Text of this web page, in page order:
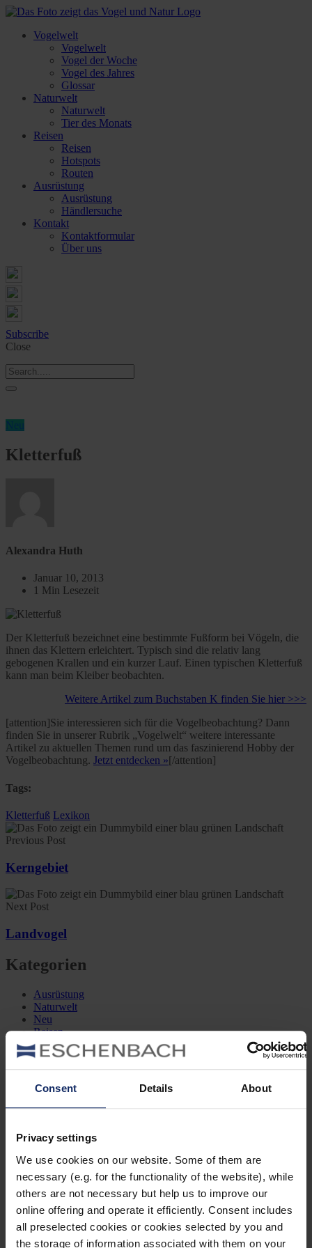
Consent Details About
Privacy settings
We use cookies on our website. Some of them are
necessary (e.g. for the functionality of the website), while
others are not necessary but help us to improve our
online offering and operate it efficiently. Consent includes
all preselected cookies or cookies selected by you and
the storage of information associated with them on your
Vogelwelt
Vogelwelt
Vogel der Woche
Vogel des Jahres
Glossar
Naturwelt
Naturwelt
Tier des Monats
Reisen
Reisen
Hotspots
Routen
Ausrüstung
Ausrüstung
Händlersuche
Kontakt
Kontaktformular
Über uns
Subscribe
Close
Kletterfuß
Alexandra Huth
Januar 10, 2013
1 Min Lesezeit
Der Kletterfuß bezeichnet eine bestimmte Fußform bei Vögeln, die
ihnen das Klettern erleichtert. Typisch sind die relativ lang
gebogenen Krallen und ein kurzer Lauf. Einen typischen Kletterfuß
kann man beim Kleiber beobachten.
Weitere Artikel zum Buchstaben K finden Sie hier >>>
[attention]Sie interessieren sich für die Vogelbeobachtung? Dann
finden Sie in unserer Rubrik „Vogelwelt“ weitere interessante
Artikel zu aktuellen Themen rund um das faszinierend Hobby der
Vogelbeobachtung. Jetzt entdecken »[/attention]
Tags:
Kletterfuß Lexikon
Previous Post
Kerngebiet
Next Post
Landvogel
Kategorien
Ausrüstung
Naturwelt
Neu
Reisen
Tier des Monats
Vogel der Woche
Vogel des Jahres
Vogelwelt
Neueste Beiträge
Können Vögel träumen?
Wer schon einmal einen schlafenden Hund mit zuckenden Pfoten
oder einen Vogel mit geschlossenen Augen beobachtet hat, hat sich
vielleicht gefragt: Träumen Tiere eigentlich?
Mönchsgrasmücke: Kleine Insektenjägerin
Die Mönchsgrasmücke ist eine Vogelart aus der Familie der
Grasmücken und ist ein kleiner lebhafter Vogel, der sich